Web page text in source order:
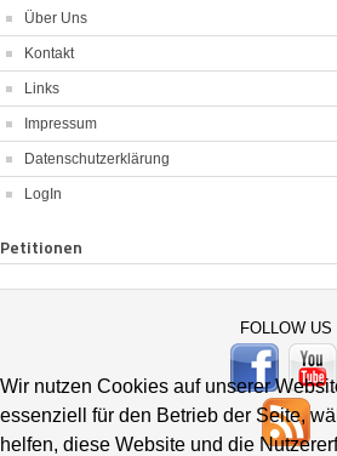
Über Uns
Kontakt
Links
Impressum
Datenschutzerklärung
LogIn
Petitionen
FOLLOW US
Wir nutzen Cookies auf unserer
essenziell für den Betrieb der Seite,
helfen, diese Website und die